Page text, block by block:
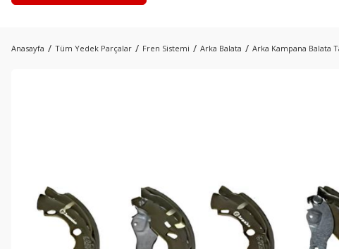
Anasayfa Tüm Yedek Parçalar Fren Sistemi Arka Balata Arka Kampana Balata